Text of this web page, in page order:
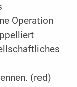
Operation
(red)